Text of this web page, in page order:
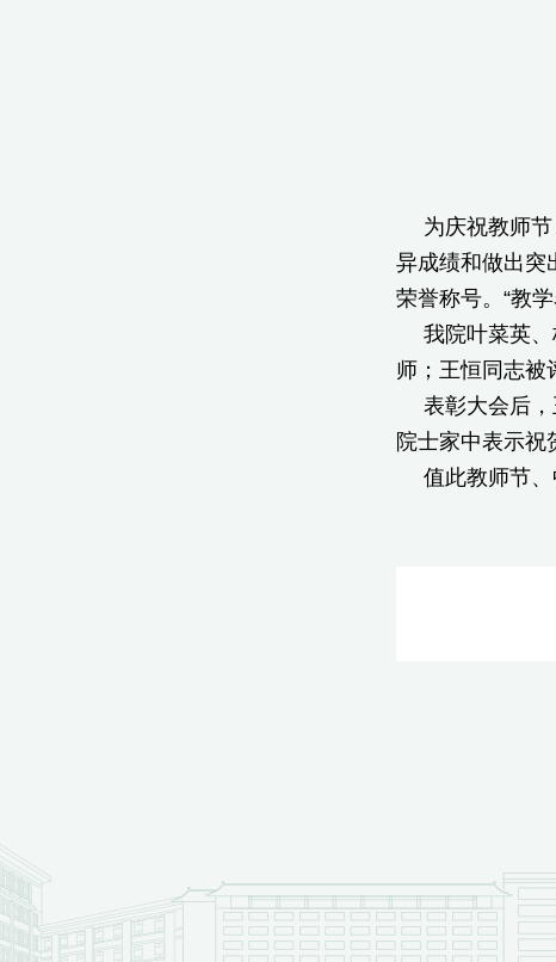
为庆祝教师
异成绩和做出突
荣誉称号。“教
我院叶菜英
师；王恒同志被
表彰大会后
院士家中表示祝
值此教师节